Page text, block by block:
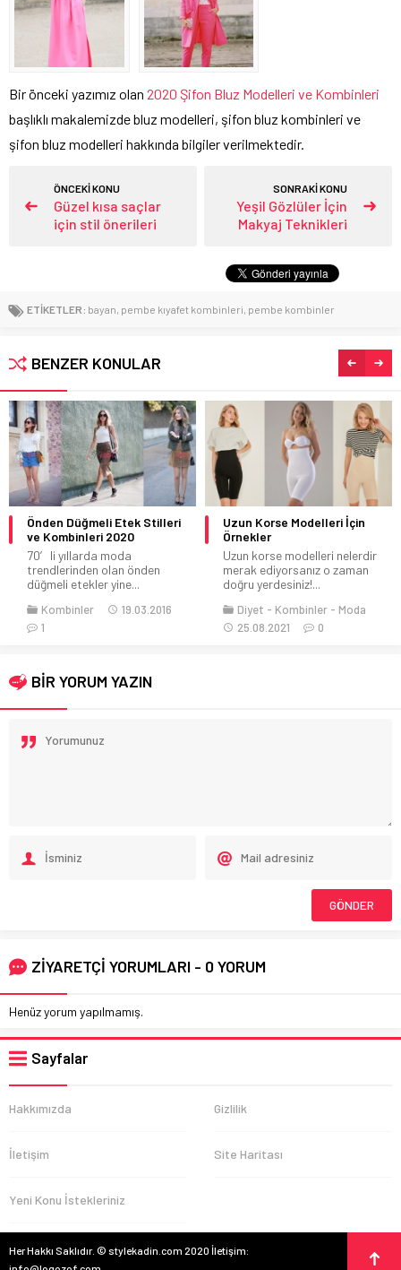
Bir önceki yazımız olan 2020 Şifon Bluz Modelleri ve Kombinleri
başlıklı makalemizde bluz modelleri, şifon bluz kombinleri ve
şifon bluz modelleri hakkında bilgiler verilmektedir.
ÖNCEKİ KONU
Güzel kısa saçlar
için stil önerileri
SONRAKİ KONU
Yeşil Gözlüler İçin
Makyaj Teknikleri
ETİKETLER: bayan, pembe kıyafet kombinleri, pembe kombinler
BENZER KONULAR
Uzun Korse Modelleri İçin
Örnekler
Uzun korse modelleri nelerdir
merak ediyorsanız o zaman
doğru yerdesiniz!...
Diyet Kombinler
Moda
25.08.2021
Sonbahar Kıyafet Kombinleri
2020
Style Kadın Sonbahar Kıyafet
Kombin Önerileri Tüm bayanlara
selam olsun!...
Kombinler
14.08.2016
0
BİR YORUM YAZIN
ZİYARETÇİ YORUMLARI - 0 YORUM
Henüz yorum yapılmamış.
Sayfalar
Hakkımızda Gizlilik
İletişim Site Haritası
Yeni Konu İstekleriniz
Her Hakkı Saklıdır. © stylekadin.com 2020 İletişim: